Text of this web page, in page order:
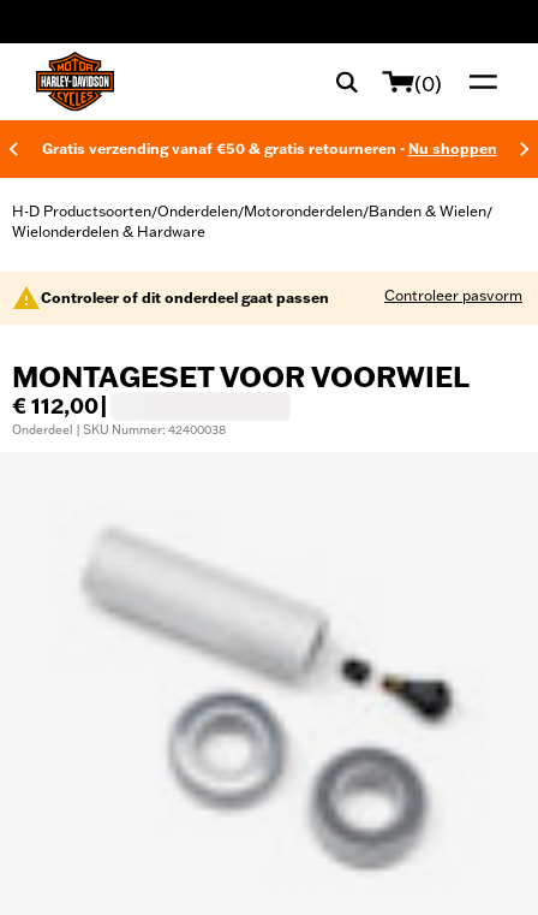
(0)
Gratis verzending vanaf €50 & gratis retourneren - Nu shoppen
H-D Productsoorten/Onderdelen/Motoronderdelen/Banden & Wielen/
Wielonderdelen & Hardware
Controleer of dit onderdeel gaat passen Controleer pasvorm
MONTAGESET VOOR VOORWIEL
€ 112,00
Onderdeel | SKU Nummer: 42400038